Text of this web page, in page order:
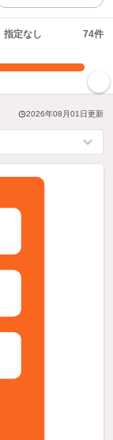
指定なし 74件
2026年08月01日更新